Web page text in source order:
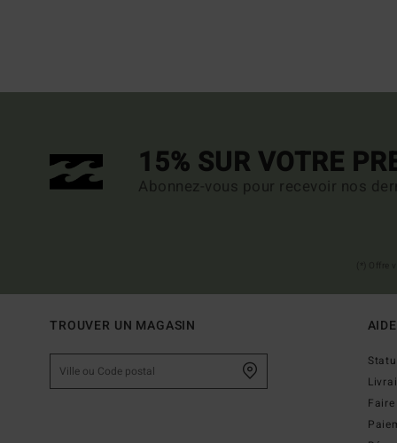
15% SUR VOTRE
Abonnez-vous pour recevoir nos
TROUVER UN MAGASIN AIDE